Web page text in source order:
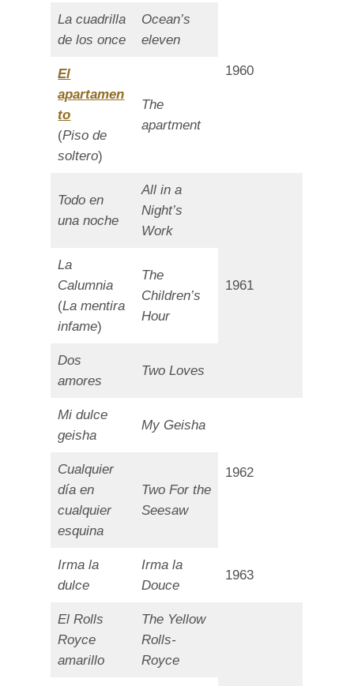
1960
La cuadrilla
de los once
Ocean’s
eleven
El
apartamen
to
(Piso de
soltero)
The
apartment
Todo en
una noche
All in a
Night’s
Work
1961
La
Calumnia
(La mentira
infame)
The
Children’s
Hour
Dos
amores
Two Loves
Mi dulce
geisha
My Geisha
1962
Cualquier
día en
cualquier
esquina
Two For the
Seesaw
Irma la
dulce
Irma la
Douce
1963
El Rolls
Royce
amarillo
The Yellow
Rolls-
Royce